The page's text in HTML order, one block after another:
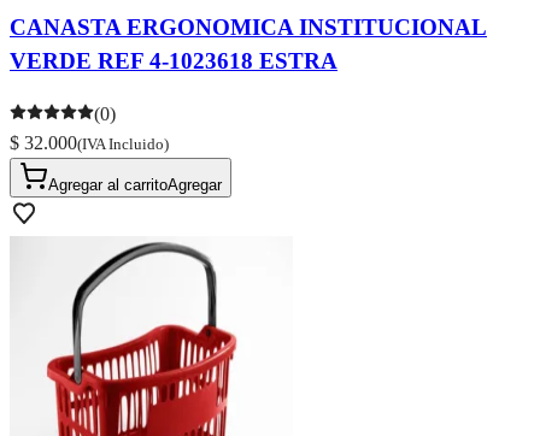
CANASTA ERGONOMICA INSTITUCIONAL
VERDE REF 4-1023618 ESTRA
(0)
$ 32.000(IVA Incluido)
Agregar al carritoAgregar